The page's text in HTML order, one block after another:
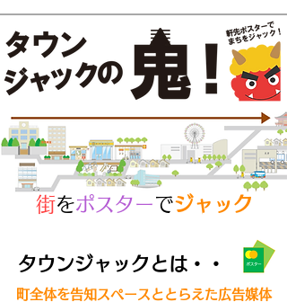
街をポスターでジャック
タウンジャックとは・・
​町全体を告知スペースととらえた広告媒体